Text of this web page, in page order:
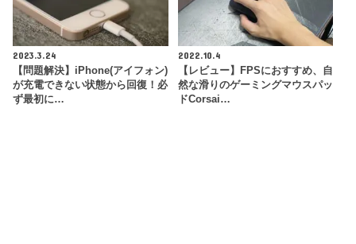
2023.3.24
【問題解決】iPhone(アイフォン)
が充電できない状態から回復！必
ず最初に…
2022.10.4
【レビュー】FPSにおすすめ、自
然な滑りのゲーミングマウスパッ
ドCorsai…